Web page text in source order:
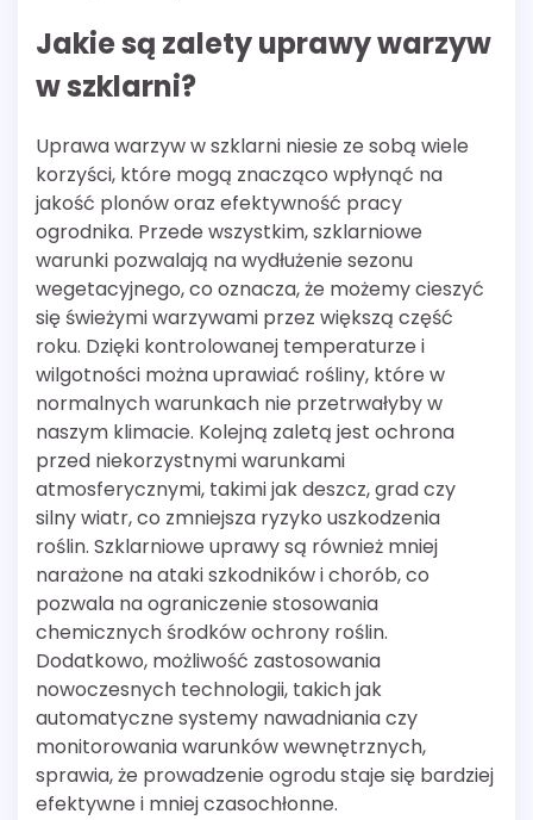
Jakie są zalety uprawy warzyw
w szklarni?
Uprawa warzyw w szklarni niesie ze sobą wiele
korzyści, które mogą znacząco wpłynąć na
jakość plonów oraz efektywność pracy
ogrodnika. Przede wszystkim, szklarniowe
warunki pozwalają na wydłużenie sezonu
wegetacyjnego, co oznacza, że możemy cieszyć
się świeżymi warzywami przez większą część
roku. Dzięki kontrolowanej temperaturze i
wilgotności można uprawiać rośliny, które w
normalnych warunkach nie przetrwałyby w
naszym klimacie. Kolejną zaletą jest ochrona
przed niekorzystnymi warunkami
atmosferycznymi, takimi jak deszcz, grad czy
silny wiatr, co zmniejsza ryzyko uszkodzenia
roślin. Szklarniowe uprawy są również mniej
narażone na ataki szkodników i chorób, co
pozwala na ograniczenie stosowania
chemicznych środków ochrony roślin.
Dodatkowo, możliwość zastosowania
nowoczesnych technologii, takich jak
automatyczne systemy nawadniania czy
monitorowania warunków wewnętrznych,
sprawia, że prowadzenie ogrodu staje się bardziej
efektywne i mniej czasochłonne.